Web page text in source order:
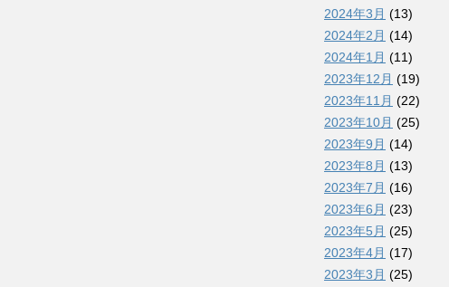
2024年3月 (13)
2024年2月 (14)
2024年1月 (11)
2023年12月 (19)
2023年11月 (22)
2023年10月 (25)
2023年9月 (14)
2023年8月 (13)
2023年7月 (16)
2023年6月 (23)
2023年5月 (25)
2023年4月 (17)
2023年3月 (25)